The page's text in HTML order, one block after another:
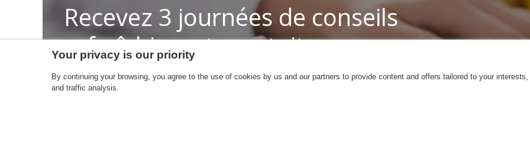
Recevez 3 journées de conseils
rafraîchissants gratuits
[sibwp_form id=2]
Your privacy is our priority
By continuing your browsing, you agree to the use of cookies by us and our partners to provide content and offers tailored to your
and traffic analysis.